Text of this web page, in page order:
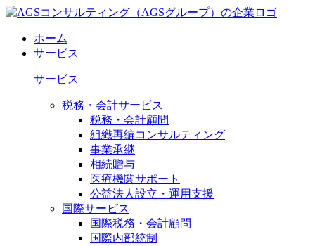
ホーム
サービス
サービス
税務・会計サービス
税務・会計顧問
組織再編コンサルティング
事業承継
相続贈与
医療機関サポート
公益法人設立・運用支援
国際サービス
国際税務・会計顧問
国際内部統制